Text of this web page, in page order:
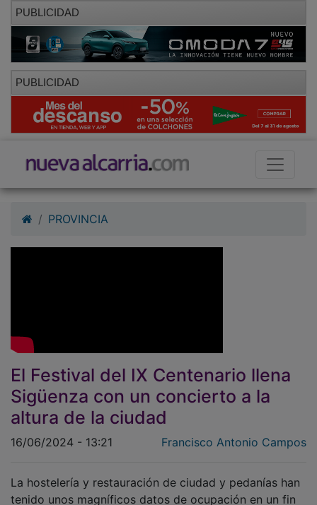
PUBLICIDAD
PUBLICIDAD
El Festival del IX Centenario llena
Sigüenza con un concierto a la
altura de la ciudad
16/06/2024 - 13:21 Francisco Antonio Campos
tenido unos magníficos datos de ocupación en un fin
de semana que, tradicionalmente, era valle en el